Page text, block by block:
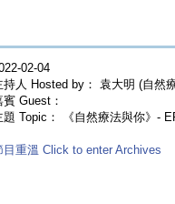
02-04
持人 Hosted by： 袁大明 (自然
賓 Guest：
題 Topic： 《自然療法與你》-
目重溫 Click to enter Archives